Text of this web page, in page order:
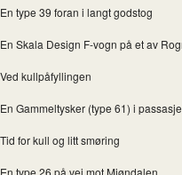
En type 39 foran i langt godstog
En Skala Design F-vogn på et av
Ved kullpåfyllingen
En Gammeltysker (type 61) i
Tid for kull og litt smøring
En type 26 på vei mot Mjøndalen